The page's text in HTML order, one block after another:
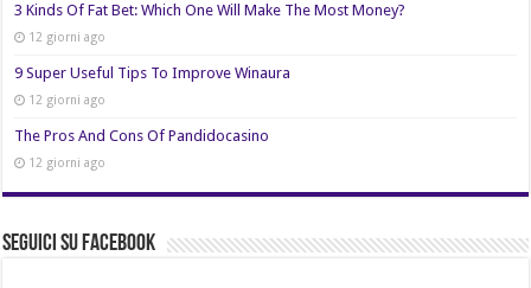
3 Kinds Of Fat Bet: Which One Will Make The Most Money?
12 giorni ago
9 Super Useful Tips To Improve Winaura
12 giorni ago
The Pros And Cons Of Pandidocasino
12 giorni ago
Seguici su Facebook